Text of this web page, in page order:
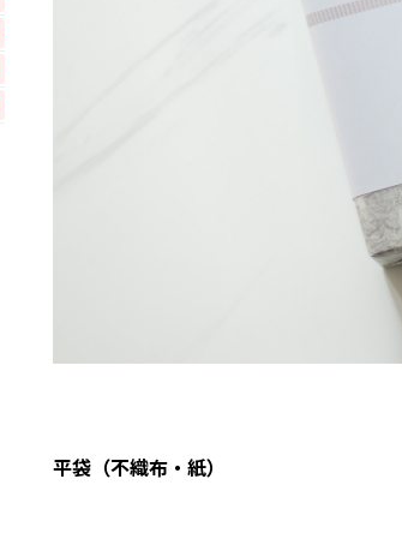
平袋（不織布・紙）